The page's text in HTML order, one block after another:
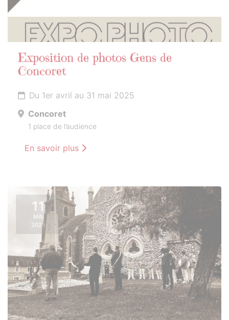
Exposition de photos Gens de
Concoret
Du 1er avril au 31 mai 2025
Concoret
1 place de l’audience
En savoir plus
11
MAI
2025